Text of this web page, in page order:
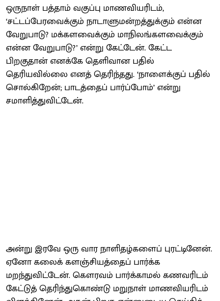
ஒருநாள் பத்தாம் வகுப்பு மாணவியரிடம்,
‘சட்டப்பேரவைக்கும் நாடாளுமன்றத்துக்கும் என்ன
வேறுபாடு? மக்களவைக்கும் மாநிலங்களவைக்கும்
என்ன வேறுபாடு?’ என்று கேட்டேன். கேட்ட
பிறகுதான் எனக்கே தெளிவான பதில்
தெரியவில்லை எனத் தெரிந்தது. ‘நாளைக்குப் பதில்
சொல்கிறேன்; பாடத்தைப் பார்ப்போம்’ என்று
சமாளித்துவிட்டேன்.
அன்று இரவே ஒரு வார நாளிதழ்களைப் புரட்டினேன்.
ஏனோ கலைக் களஞ்சியத்தைப் பார்க்க
மறந்துவிட்டேன். கௌரவம் பார்க்காமல் கணவரிடம்
கேட்டுத் தெரிந்துகொண்டு மறுநாள் மாணவியரிடம்